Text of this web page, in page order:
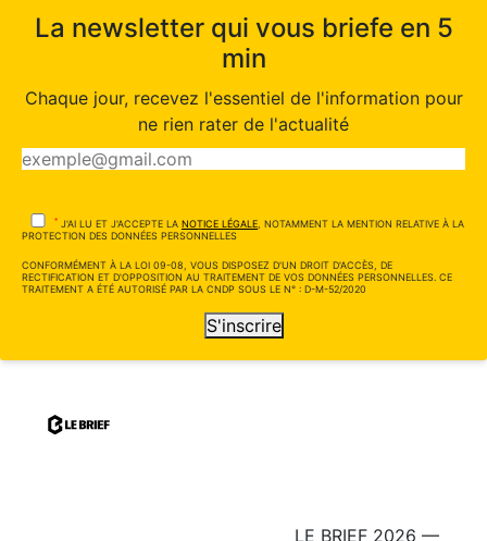
La newsletter qui vous briefe en 5
min
Chaque jour, recevez l'essentiel de l'information pour
ne rien rater de l'actualité
* J'AI LU ET J'ACCEPTE LA NOTICE LÉGALE , NOTAMMENT LA MENTION RELATIVE À LA
PROTECTION DES DONNÉES PERSONNELLES
CONFORMÉMENT À LA LOI 09-08, VOUS DISPOSEZ D'UN DROIT D'ACCÈS, DE
RECTIFICATION ET D'OPPOSITION AU TRAITEMENT DE VOS DONNÉES PERSONNELLES. CE
TRAITEMENT A ÉTÉ AUTORISÉ PAR LA CNDP SOUS LE N° : D-M-52/2020
S'inscrire
LE BRIEF 2026 —